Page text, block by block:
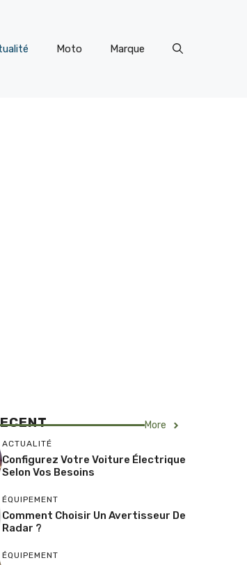
Moto Marque
More
ACTUALITÉ
Configurez Votre Voiture Électrique
Selon Vos Besoins
ÉQUIPEMENT
Comment Choisir Un Avertisseur De
Radar ?
ÉQUIPEMENT